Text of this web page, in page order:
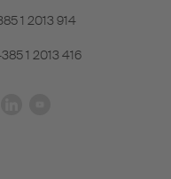
1 2013 914
1 2013 416